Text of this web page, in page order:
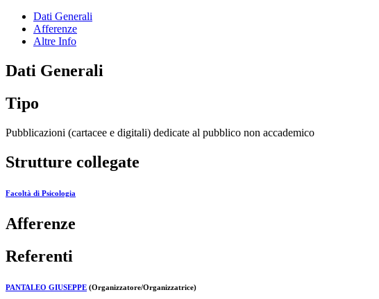
Dati Generali
Afferenze
Altre Info
Dati Generali
Tipo
Pubblicazioni (cartacee e digitali) dedicate al pubblico non accademico
Strutture collegate
Facoltà di Psicologia
Afferenze
Referenti
PANTALEO GIUSEPPE (Organizzatore/Organizzatrice)